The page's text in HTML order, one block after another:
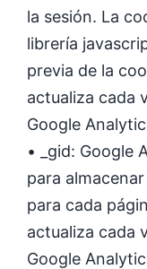
la sesión. La
librería
previa de la
actualiza cada
Google
• _gid: Google
para
para cada
actualiza cada
Google